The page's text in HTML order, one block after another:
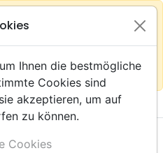
Europa bleiben close
der Bibel Schweiz
shopping_cart
Ihnen die bestmögliche
Cookies sind
akzeptieren, um auf
zu können.
Cookies